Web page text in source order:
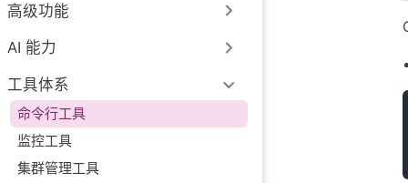
高级功能
AI 能力
工具体系
命令行工具
监控工具
集群管理工具